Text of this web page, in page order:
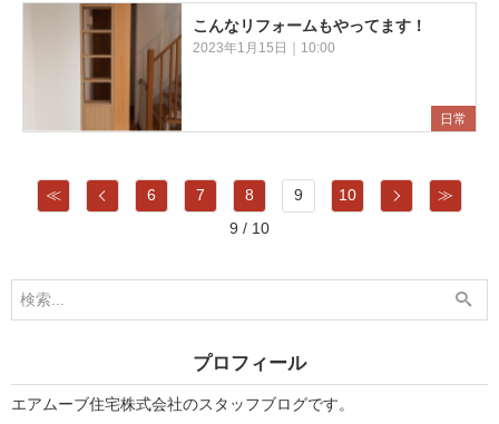
日常
こんなリフォームもやってます！
2023年1月15日｜10:00
≪ 6 7 8 9 10
≫
9 / 10
プロフィール
エアムーブ住宅株式会社のスタッフブログです。